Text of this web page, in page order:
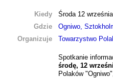
Kiedy
Środa 12
Gdzie
Ogniwo,
Organizuje
Towarzystwo
Spotkanie
środę, 12
Polaków